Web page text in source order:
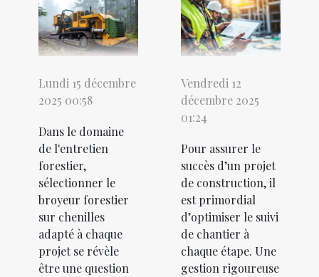
Lundi 15 décembre
2025 00:58
Dans le domaine
de l'entretien
forestier,
sélectionner le
broyeur forestier
sur chenilles
adapté à chaque
projet se révèle
être une question
Vendredi 12
décembre 2025
01:24
Pour assurer le
succès d’un projet
de construction, il
est primordial
d’optimiser le suivi
de chantier à
chaque étape. Une
gestion rigoureuse